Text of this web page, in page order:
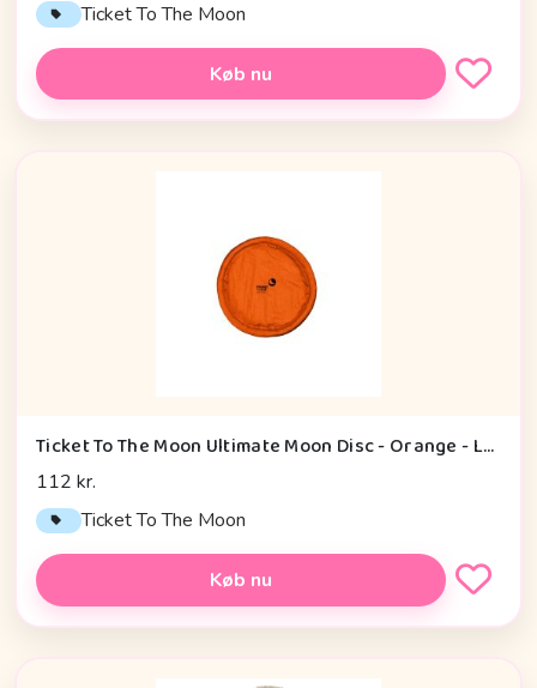
Ticket To The Moon
Køb nu
Ticket To The Moon Ultimate Moon Disc - Orange - Legetøj
112 kr.
Ticket To The Moon
Køb nu